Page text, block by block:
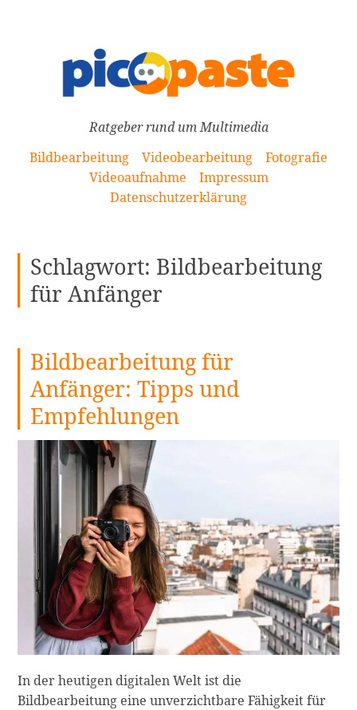
Ratgeber rund um Multimedia
Bildbearbeitung
Videobearbeitung
Fotografie
Videoaufnahme
Impressum
Datenschutzerklärung
Schlagwort: Bildbearbeitung
für Anfänger
Bildbearbeitung für
Anfänger: Tipps und
Empfehlungen
In der heutigen digitalen Welt ist die
Bildbearbeitung eine unverzichtbare Fähigkeit für